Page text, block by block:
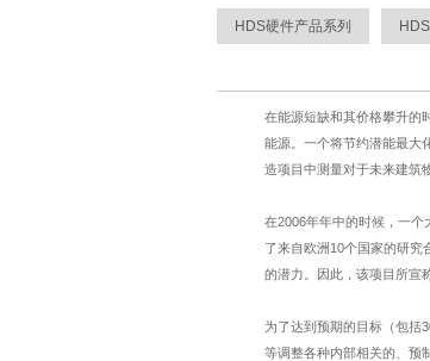
HDS硬件产品系列
在能源短缺和其价格攀升的
能源。一个将节约潜能最大
造项目中测量对于未来建筑
在2006年年中的时候，一个
了来自欧洲 10个国家的研究
的潜力。因此，该项目所宣
为了达到预期的目标（包括
等调整各种内部相关的、预